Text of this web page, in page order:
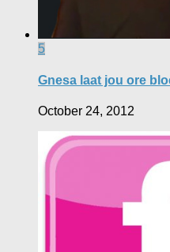
5
Gnesa laat jou ore
October 24, 2012